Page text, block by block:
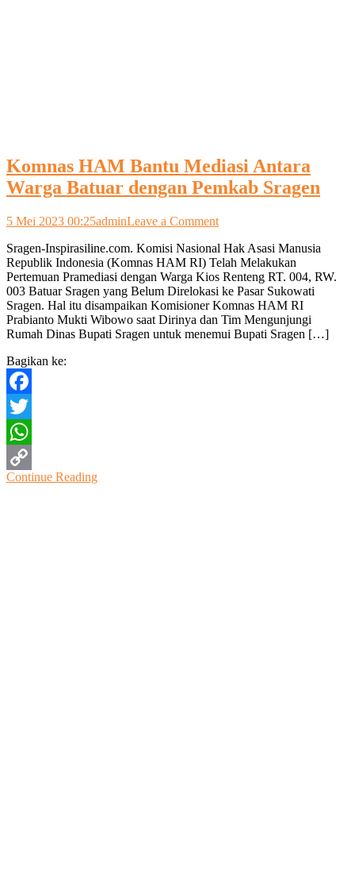
Komnas HAM Bantu Mediasi Antara
Warga Batuar dengan Pemkab Sragen
5 Mei 2023 00:25adminLeave a Commenton
HAM
Bantu
Mediasi
Antara
Warga
Batuar
dengan
Sragen-Inspirasiline.com. Komisi Nasional Hak Asasi Manusia
Republik Indonesia (Komnas HAM RI) Telah Melakukan
Pertemuan Pramediasi dengan Warga Kios Renteng RT. 004, RW.
003 Batuar Sragen yang Belum Direlokasi ke Pasar Sukowati
Sragen. Hal itu disampaikan Komisioner Komnas HAM RI
Prabianto Mukti Wibowo saat Dirinya dan Tim Mengunjungi
Rumah Dinas Bupati Sragen untuk menemui Bupati Sragen […]
Bagikan ke:
Facebook
Twitter
WhatsApp
Copy
Continue Reading